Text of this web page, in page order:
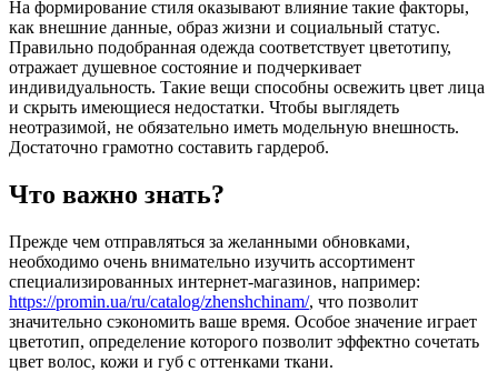
На формирование стиля оказывают влияние такие факторы,
как внешние данные, образ жизни и социальный статус.
Правильно подобранная одежда соответствует цветотипу,
отражает душевное состояние и подчеркивает
индивидуальность. Такие вещи способны освежить цвет лица
и скрыть имеющиеся недостатки. Чтобы выглядеть
неотразимой, не обязательно иметь модельную внешность.
Достаточно грамотно составить гардероб.
Что важно знать?
Прежде чем отправляться за желанными обновками,
необходимо очень внимательно изучить ассортимент
специализированных интернет-магазинов, например:
https://promin.ua/ru/catalog/zhenshchinam/, что позволит
значительно сэкономить ваше время. Особое значение играет
цветотип, определение которого позволит эффектно сочетать
цвет волос, кожи и губ с оттенками ткани.